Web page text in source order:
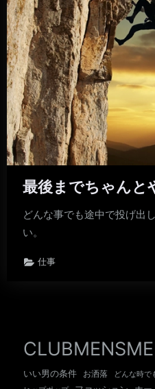
最後までちゃんと
どんな事でも途中で投げ出
い。
仕事
いい男の条件 お洒落 どんな時で